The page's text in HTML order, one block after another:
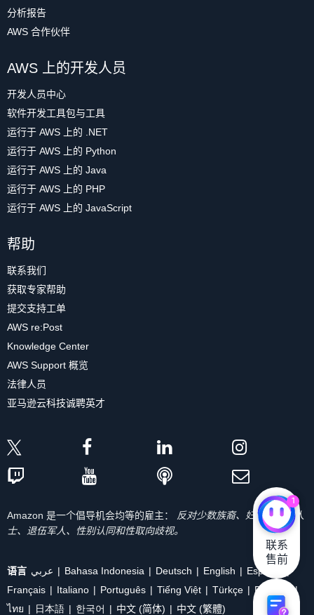
分析报告
AWS 合作伙伴
AWS 上的开发人员
开发人员中心
软件开发工具包与工具
运行于 AWS 上的 .NET
运行于 AWS 上的 Python
运行于 AWS 上的 Java
运行于 AWS 上的 PHP
运行于 AWS 上的 JavaScript
帮助
联系我们
获取专家帮助
提交支持工单
AWS re:Post
Knowledge Center
AWS Support 概览
法律人员
亚马逊云科技诚聘英才
Amazon 是一个倡导机会均等的雇主：
反对少数族裔、妇女、残疾人
士、退伍军人、性别认同和性取向歧视。
语言 عربي Bahasa Indonesia Deutsch English
Español
Français
Italiano Português Tiếng Việt Türkçe
Ρусский
ไทย
日本語 한국어 中文 (简体) 中文 (繁體)
1
联系
售前